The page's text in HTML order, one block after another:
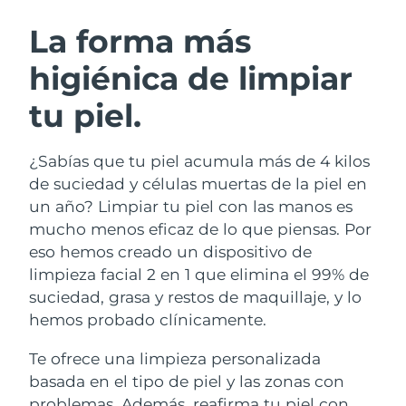
La forma más
higiénica de limpiar
tu piel.
¿Sabías que tu piel acumula más de 4 kilos
de suciedad y células muertas de la piel en
un año? Limpiar tu piel con las manos es
mucho menos eficaz de lo que piensas. Por
eso hemos creado un dispositivo de
limpieza facial 2 en 1 que elimina el 99% de
suciedad, grasa y restos de maquillaje, y lo
hemos probado clínicamente.
Te ofrece una limpieza personalizada
basada en el tipo de piel y las zonas con
Limpieza facial
Anti-aging massage
LUNA™ 4 Plus
Massage, LED heating
LUNA™ 4 Men
Microcurrent toning
BEAR™ 2 go
Microcurrent toning on-the-go
BEAR™ 2 eyes & lips
Hidratación
UFO™ 3 pack
Deep facial hydration
Near-infrared and red light therapy
device
Cuidado bucal
issa™ 4
Hybrid silicone sonic toothbrush
Smart hybrid silicone sonic toothbrush
TRATAMIENTO ANTIEDAD FAQ™
Antiedad Tratamientos LED
NEW
Austria
Baréin Entrega prevista8/13/26
Bélgica
Bermudas Entrega prevista 8/18/26
Bosnia y Herzegovina Entrega prevista
Brunéi Entrega prevista
Bulgaria Entrega prevista 8/12/26
Canadá Entrega prevista
Chile Entrega prevista